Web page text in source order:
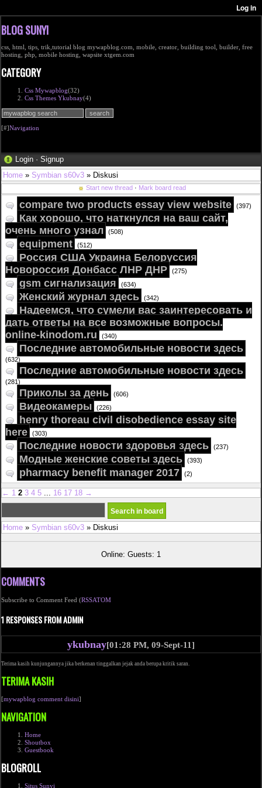
BLOG SUNYI
css, html, tips, trik,tutorial blog mywapblog.com, mobile, creator, building tool, builder, free
hosting, php, mobile hosting, wapsite xtgem.com
CATEGORY
Css Mywapblog(32)
Css Themes Ykubnay(4)
[#]Navigation
Login · Signup
Home » Symbian s60v3 » Diskusi
Start new thread · Mark board read
compare two products essay view website (397)
Как хорошо, что наткнулся на ваш сайт,
очень много узнал
(508)
equipment (512)
Россия США Украина Белоруссия
Новороссия Донбасс ЛНР ДНР
(275)
gsm сигнализация (634)
Женский журнал здесь (342)
Надеемся, что сумели вас заинтересовать и
дать ответы на все возможные вопросы.
online-kinodom.ru
(340)
Последние автомобильные новости здесь
(632)
Последние автомобильные новости здесь
(281)
Приколы за день (606)
Видеокамеры (226)
henry thoreau civil disobedience essay site
here
(303)
Последние новости здоровья здесь (237)
Модные женские советы здесь (393)
pharmacy benefit manager 2017 (2)
← 1 2 3 4 5 ... 16 17 18 →
Home » Symbian s60v3 » Diskusi
Online: Guests: 1
COMMENTS
Subscribe to Comment Feed (RSSATOM
1 RESPONSES FROM ADMIN
ykubnay[01:28 PM, 09-Sept-11]
Terima kasih kunjungannya jika berkenan tinggalkan jejak anda berupa kritik saran.
TERIMA KASIH
[mywapblog comment disini]
NAVIGATION
Home
Shoutbox
Guestbook
BLOGROLL
Situs Sunyi